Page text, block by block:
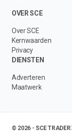
OVER SCE
Over SCE
Kernwaarden
Privacy
DIENSTEN
Adverteren
Maatwerk
© 2026 - SCE TRADER